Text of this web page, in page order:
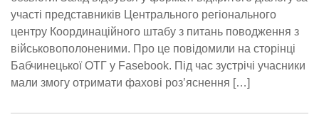
участі представників Центрального регіонального
центру Координаційного штабу з питань поводження з
військовополоненими. Про це повідомили на сторінці
Бабчинецької ОТГ у Fasebook. Під час зустрічі учасники
мали змогу отримати фахові роз’яснення […]